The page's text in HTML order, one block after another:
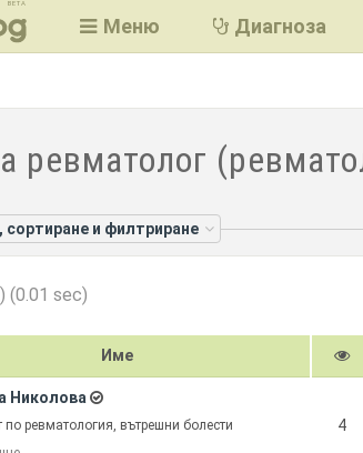
BETA
Меню Диагноза
ревматолог
сортиране и филтриране
(0.01 sec)
Име
Николова
по ревматология, вътрешни болести
4